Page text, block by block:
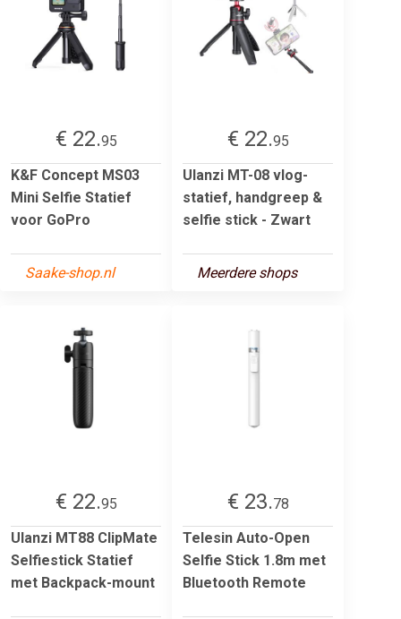
€ 22.95
K&F Concept MS03
Mini Selfie Statief
voor GoPro
Saake-shop.nl
€ 22.95
Ulanzi MT-08 vlog-
statief, handgreep &
selfie stick - Zwart
Meerdere shops
€ 22.95
Ulanzi MT88 ClipMate
Selfiestick Statief
met Backpack-mount
€ 23.78
Telesin Auto-Open
Selfie Stick 1.8m met
Bluetooth Remote